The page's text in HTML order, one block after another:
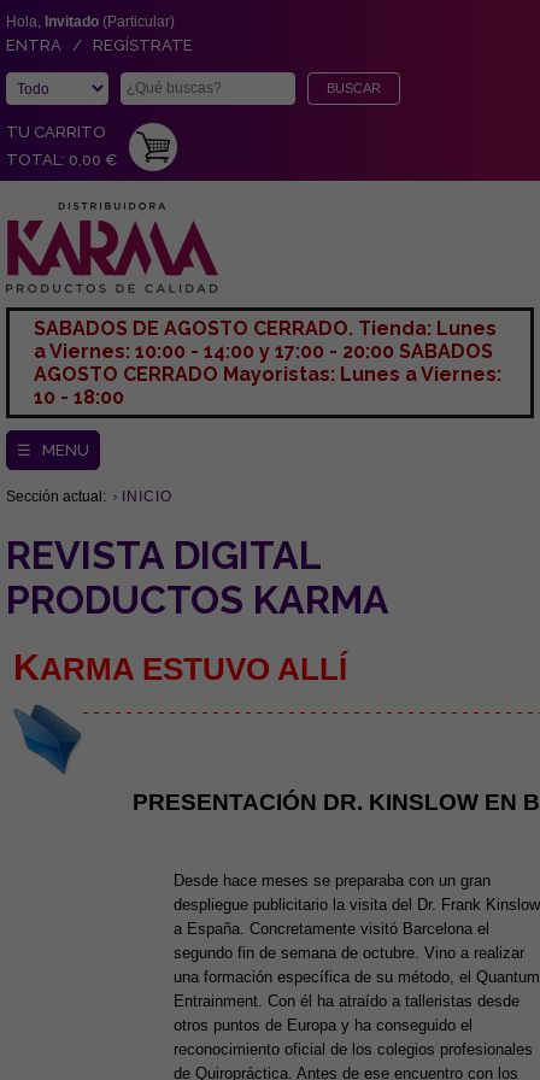
Hola, Invitado (Particular)
ENTRA / REGÍSTRATE
TU CARRITO
TOTAL: 0,00 €
SABADOS DE AGOSTO CERRADO. Tienda: Lunes
a Viernes: 10:00 - 14:00 y 17:00 - 20:00 SABADOS
AGOSTO CERRADO Mayoristas: Lunes a Viernes:
10 - 18:00
☰ MENU
Sección actual: INICIO
REVISTA DIGITAL
PRODUCTOS KARMA
KARMA ESTUVO ALLÍ
- - - - - - - - - - - - - - - - - - - - - - - - - - - - - - - - - - - - - - - - -
PRESENTACIÓN DR. KINSLOW EN
Desde hace meses se preparaba con un gran
despliegue publicitario la visita del Dr. Frank Kinslow
a España. Concretamente visitó Barcelona el
segundo fin de semana de octubre. Vino a realizar
una formación específica de su método, el Quantum
Entrainment. Con él ha atraído a talleristas desde
otros puntos de Europa y ha conseguido el
reconocimiento oficial de los colegios profesionales
de Quiropráctica. Antes de ese encuentro con los